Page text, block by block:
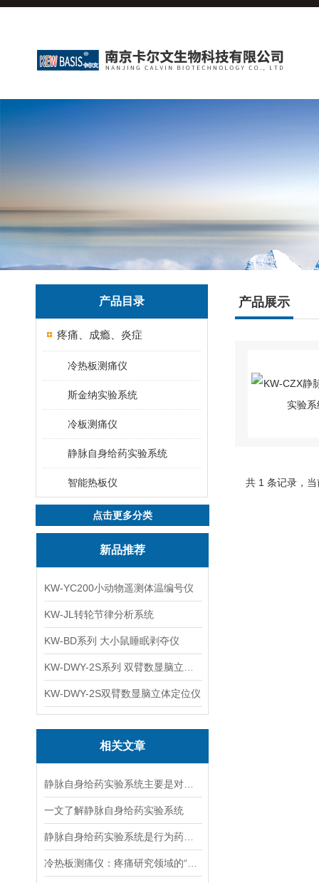
产品目录
疼痛、成瘾、炎症
冷热板测痛仪
斯金纳实验系统
冷板测痛仪
静脉自身给药实验系统
智能热板仪
点击更多分类
新品推荐
KW-YC200小动物遥测体温编号仪
KW-JL转轮节律分析系统
KW-BD系列 大小鼠睡眠剥夺仪
KW-DWY-2S双臂数显脑立体定位仪
相关文章
一文了解静脉自身给药实验系统
产品展示
共 1 条记录，